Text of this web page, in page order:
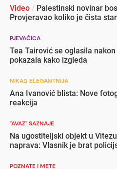
Video / Palestinski novinar
Provjeravao koliko je čista
PJEVAČICA
Tea Tairović se oglasila
pokazala kako izgleda
NIKAD ELEGANTNIJA
Ana Ivanović blista: Nove
reakcija
"AVAZ" SAZNAJE
Na ugostiteljski objekt u
naprava: Vlasnik je brat
POZNATE I METE